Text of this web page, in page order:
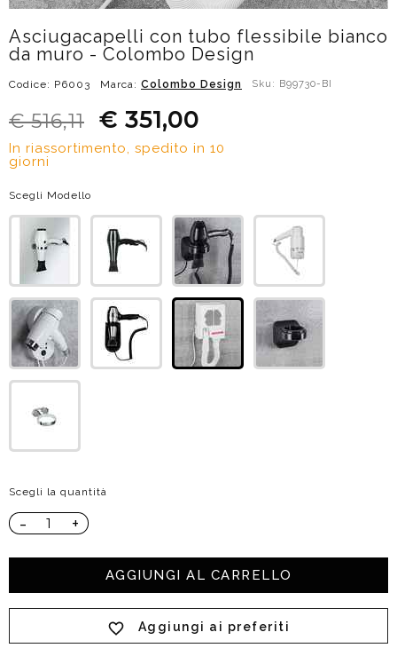
Asciugacapelli con tubo flessibile bianco
da muro - Colombo Design
Codice: P6003 Marca: Colombo Design Sku: B99730-BI
€ 516,11 € 351,00
In riassortimento, spedito in 10
giorni
Scegli Modello
Scegli la quantità
- +
AGGIUNGI AL CARRELLO
Aggiungi ai preferiti